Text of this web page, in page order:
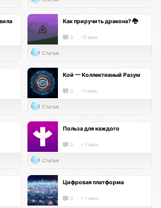
Как приручить дракона? 🐉
0 ~5 мин.
Статья
Кой — Коллективный Разум
0 ~1 мин.
Статья
Польза для каждого
0 < 1 мин.
Статья
Цифровая платформа
0 < 1 мин.